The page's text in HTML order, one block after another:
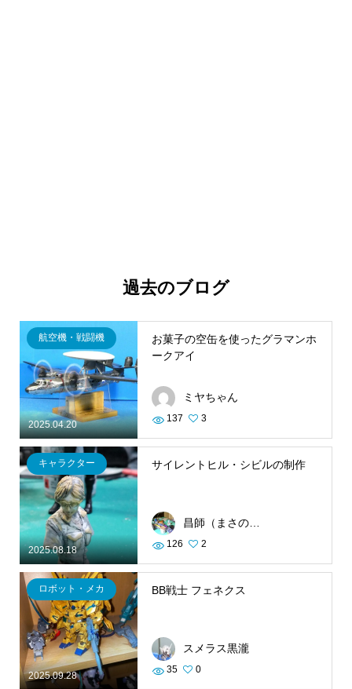
過去のブログ
2025.04.20
航空機・戦闘機
お菓子の空缶を使ったグラマンホ
ークアイ
ミヤちゃん
137 3
2025.08.18
キャラクター サイレントヒル・シビルの制作
昌師（まさのり）
126 2
2025.09.28
ロボット・メカ BB戦士 フェネクス
スメラス黒瀧
35 0